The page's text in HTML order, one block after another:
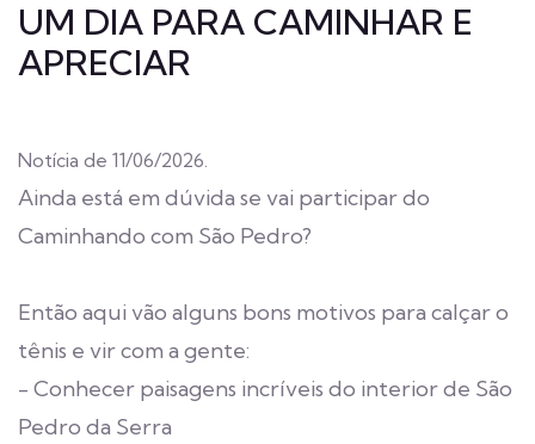
UM DIA PARA CAMINHAR E
APRECIAR
Notícia de 11/06/2026.
Ainda está em dúvida se vai participar do
Caminhando com São Pedro?
Então aqui vão alguns bons motivos para calçar o
tênis e vir com a gente:
- Conhecer paisagens incríveis do interior de São
Pedro da Serra